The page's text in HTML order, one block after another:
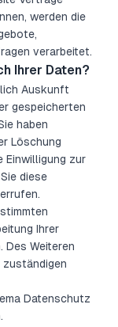
werden die
verarbeitet.
Ihrer Daten?
Auskunft
gespeicherten
haben
Löschung
Einwilligung zur
diese
Ihrer
Des Weiteren
Datenschutz